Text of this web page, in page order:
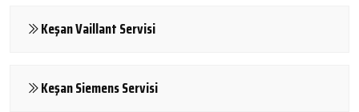
Keşan Vaillant Servisi
Keşan Siemens Servisi